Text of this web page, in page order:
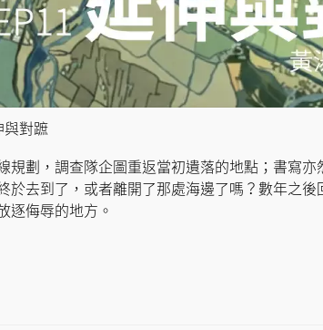
與對蹠
規劃，調查隊企圖重返當初遺落的地點；書寫
於去到了，或者離開了那處海邊了嗎？數年之
逐侮辱的地方。